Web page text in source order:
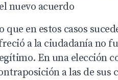
nuevo acuerdo
que en estos casos
a la ciudadanía no
En una elección
a las de sus